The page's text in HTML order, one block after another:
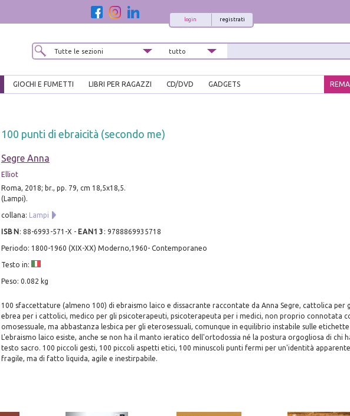
registrati
login
GIOCHI E FUMETTI LIBRI PER RAGAZZI CD/DVD GADGETS
100 punti di ebraicità (secondo me)
Segre Anna
Elliot
Roma, 2018; br., pp. 79, cm 18,5x18,5.
(Lampi).
collana: Lampi
ISBN : 88-6993-571-X - EAN13 : 9788869935718
Periodo: 1800-1960 (XIX-XX) Moderno,1960- Contemporaneo
Testo in:
Peso: 0.082 kg
100 sfaccettature (almeno 100) di ebraismo laico e dissacrante raccontate da Anna Segre, cattolica per
ebrea per i cattolici, medico per gli psicoterapeuti, psicoterapeuta per i medici, non proprio connotata
omosessuale, ma abbastanza lesbica per gli eterosessuali, comunque in equilibrio instabile sulle etichette
L'ebraismo laico esiste, anche se non ha il manto ieratico dell'ortodossia né la postura orgogliosa di chi
testo sacro. 100 piccoli gesti, 100 piccoli aspetti etici, 100 minuscoli punti fermi per un'identità
fragile, ma di fatto liquida, agile e inestirpabile.